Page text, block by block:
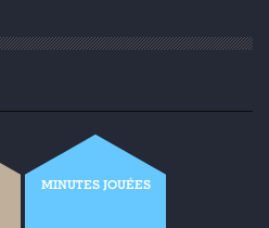
MINUTES JOUÉES